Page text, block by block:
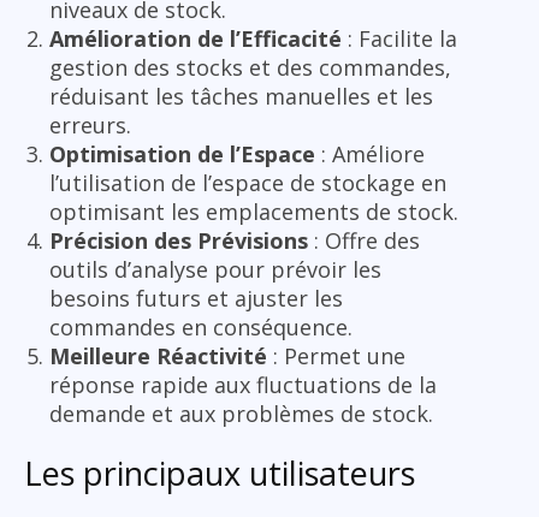
niveaux de stock.
Amélioration de l’Efficacité : Facilite la
gestion des stocks et des commandes,
réduisant les tâches manuelles et les
erreurs.
Optimisation de l’Espace : Améliore
l’utilisation de l’espace de stockage en
optimisant les emplacements de stock.
Précision des Prévisions : Offre des
outils d’analyse pour prévoir les
besoins futurs et ajuster les
commandes en conséquence.
Meilleure Réactivité : Permet une
réponse rapide aux fluctuations de la
demande et aux problèmes de stock.
Les principaux utilisateurs